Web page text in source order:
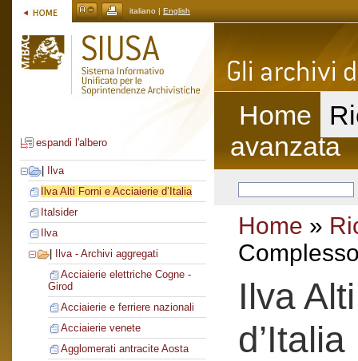
italiano | English
espandi l'albero
Ilva
Ilva Alti Forni e Acciaierie d’Italia
Italsider
Ilva
Ilva - Archivi aggregati
Acciaierie elettriche Cogne -
Girod
Acciaierie e ferriere nazionali
Acciaierie venete
Agglomerati antracite Aosta
Home
avanzata
Home »
Ilva
d’Italia